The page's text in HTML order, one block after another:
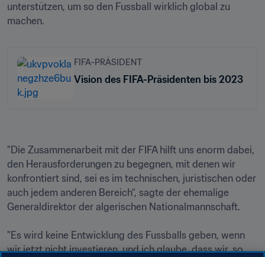
unterstützen, um so den Fussball wirklich global zu
machen.
FIFA-PRÄSIDENT
Vision des FIFA-Präsidenten bis 2023
"Die Zusammenarbeit mit der FIFA hilft uns enorm dabei,
den Herausforderungen zu begegnen, mit denen wir
konfrontiert sind, sei es im technischen, juristischen oder
auch jedem anderen Bereich“, sagte der ehemalige
Generaldirektor der algerischen Nationalmannschaft.
"Es wird keine Entwicklung des Fussballs geben, wenn
wir jetzt nicht investieren, und ich glaube, dass wir, so